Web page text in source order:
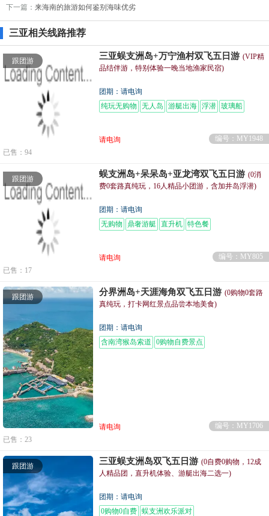
下一篇： 来海南的旅游如何鉴别海味优劣
三亚相关线路推荐
跟团游 三亚蜈支洲岛+万宁渔村双飞五日游 (VIP精
品结伴游，特别体验一晚当地渔家民宿)
团期：请电询
纯玩无购物
无人岛 游艇出海 浮潜 玻璃船
请电询
编号：MY1948
已售：94
跟团游 蜈支洲岛+呆呆岛+亚龙湾双飞五日游 (0消
费0套路真纯玩，16人精品小团游，含加井岛浮潜)
团期：请电询
无购物
鼎奢游艇 直升机 特色餐
请电询
编号：MY805
已售：17
跟团游 分界洲岛+天涯海角双飞五日游 (0购物0套路
真纯玩，打卡网红景点品尝本地美食)
团期：请电询
含南湾猴岛索道
0购物自费景点
请电询
编号：MY1706
已售：23
跟团游 三亚蜈支洲岛双飞五日游 (0自费0购物，12成
人精品团，直升机体验、游艇出海二选一)
团期：请电询
0购物0自费 蜈支洲欢乐派对